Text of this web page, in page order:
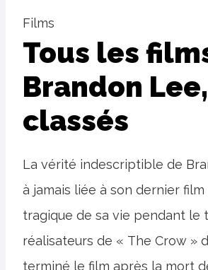
Films
Tous les
Brandon Lee,
classés
La vérité indescriptible de
à jamais liée à son dernier film
tragique de sa vie pendant le
réalisateurs de « The Crow »
terminé le film après la mort